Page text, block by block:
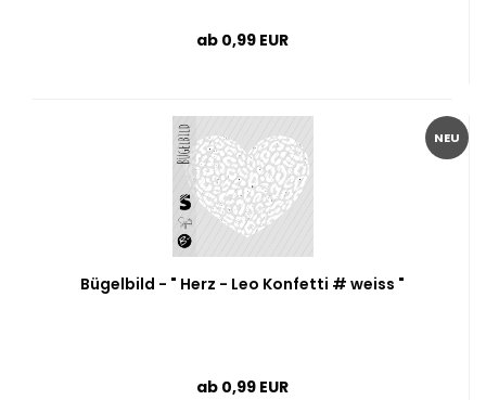
ab 0,99 EUR
NEU
Bügelbild - " Herz - Leo Konfetti # weiss "
ab 0,99 EUR